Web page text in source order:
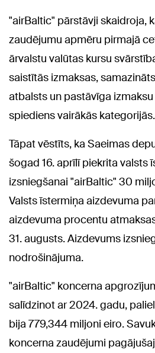
"airBaltic" pārstāvji skaidroja,
zaudējumu apmēru pirmajā
ārvalstu valūtas kursu
saistītās izmaksas,
atbalsts un pastāvīga
spiediens vairākās kategorijās.
Tāpat vēstīts, ka Saeimas
šogad 16. aprīlī piekrita valsts
izsniegšanai "airBaltic" 30
Valsts īstermiņa aizdevuma
aizdevuma procentu
31. augusts. Aizdevums
nodrošinājuma.
"airBaltic" koncerna
salīdzinot ar 2024. gadu,
bija 779,344 miljoni eiro.
koncerna zaudējumi